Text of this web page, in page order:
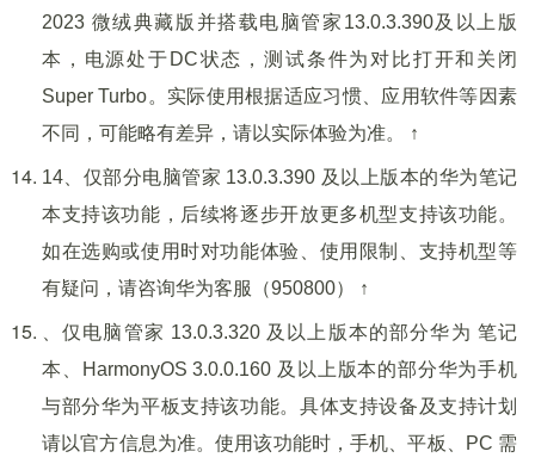
2023 微绒典藏版并搭载电脑管家13.0.3.390及以上版
本，电源处于DC状态，测试条件为对比打开和关闭
Super Turbo。实际使用根据适应习惯、应用软件等因素
不同，可能略有差异，请以实际体验为准。 ↑
14、仅部分电脑管家 13.0.3.390 及以上版本的华为笔记
本支持该功能，后续将逐步开放更多机型支持该功能。
如在选购或使用时对功能体验、使用限制、支持机型等
有疑问，请咨询华为客服（950800） ↑
、仅电脑管家 13.0.3.320 及以上版本的部分华为 笔记
本、HarmonyOS 3.0.0.160 及以上版本的部分华为手机
与部分华为平板支持该功能。具体支持设备及支持计划
请以官方信息为准。使用该功能时，手机、平板、PC 需